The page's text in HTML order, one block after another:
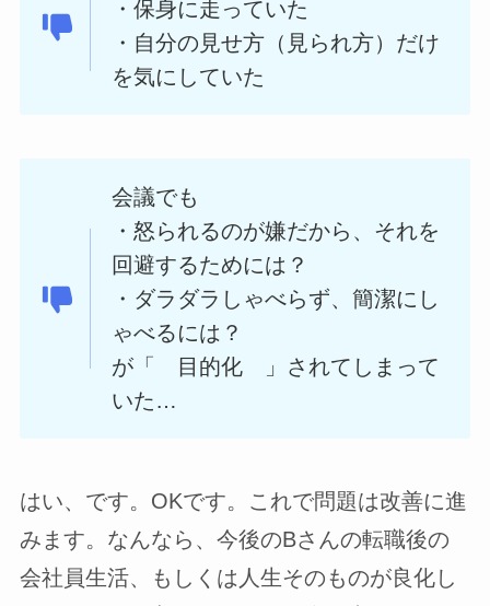
・保身に走っていた
・自分の見せ方（見られ方）だけ
を気にしていた
会議でも
・怒られるのが嫌だから、それを
回避するためには？
・ダラダラしゃべらず、簡潔にし
ゃべるには？
が「 目的化 」されてしまって
いた…
はい、です。OKです。これで問題は改善に進
みます。なんなら、今後のBさんの転職後の
会社員生活、もしくは人生そのものが良化し